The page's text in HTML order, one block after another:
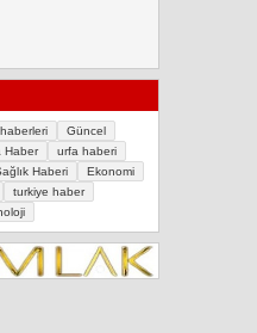
haberleri
Güncel
Haber
urfa haberi
Haberi
Ekonomi
turkiye haber